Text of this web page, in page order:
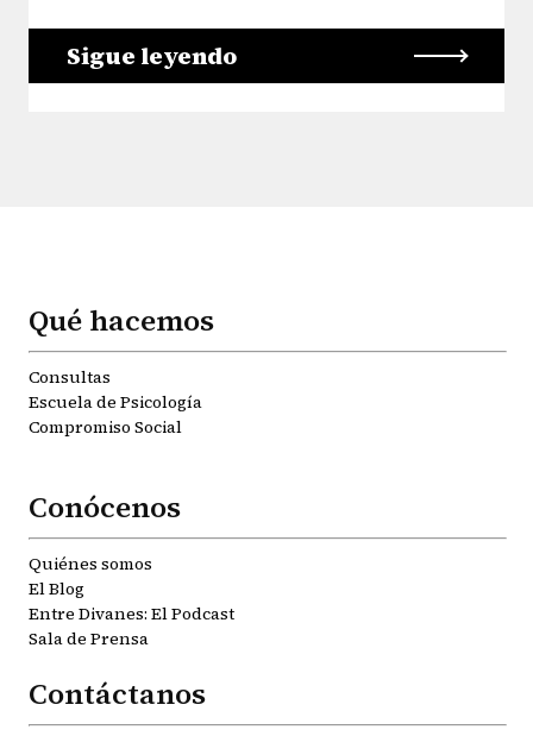
Sigue leyendo
Qué hacemos
Consultas
Escuela de Psicología
Compromiso Social
Conócenos
Quiénes somos
El Blog
Entre Divanes: El Podcast
Sala de Prensa
Contáctanos